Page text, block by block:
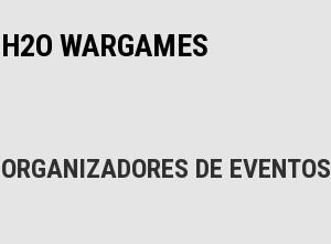
H2O WARGAMES
ORGANIZADORES DE EVENTOS